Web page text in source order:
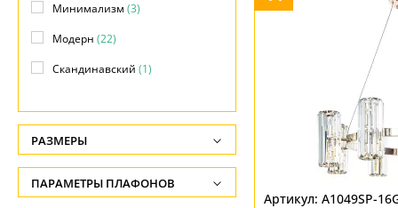
A1049SP-
Минимализм (3)
Модерн (22)
Скандинавский (1)
Хай-тек(2)
РАЗМЕРЫ
Высота, см
-
ПАРАМЕТРЫ ПЛАФОНОВ